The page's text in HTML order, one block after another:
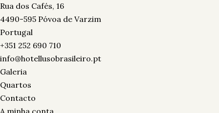
Rua dos Cafés, 16
4490-595 Póvoa de Varzim
Portugal
+351 252 690 710
info@hotellusobrasileiro.pt
Galeria
Quartos
Contacto
A minha conta